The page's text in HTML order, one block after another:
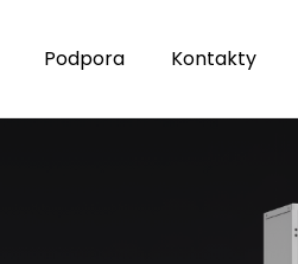
Podpora Kontakty